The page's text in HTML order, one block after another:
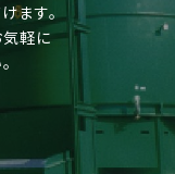
ます。
軽に